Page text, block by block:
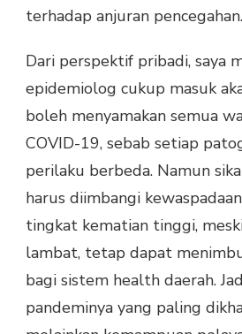
terhadap anjuran pencegahan.
Dari perspektif pribadi, saya
epidemiolog cukup masuk
boleh menyamakan semua
COVID-19, sebab setiap
perilaku berbeda. Namun
harus diimbangi
tingkat kematian tinggi,
lambat, tetap dapat
bagi sistem health daerah.
pandeminya yang paling